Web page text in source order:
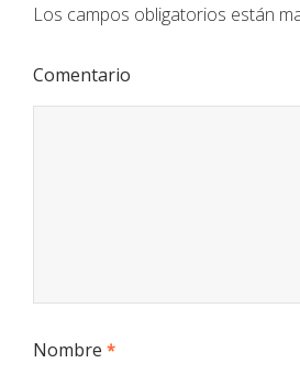
Los campos obligatorios están
Comentario
Nombre *